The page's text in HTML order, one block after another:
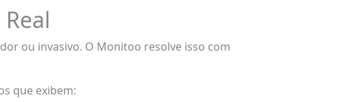
ou invasivo. O Monitoo resolve isso com
que exibem: